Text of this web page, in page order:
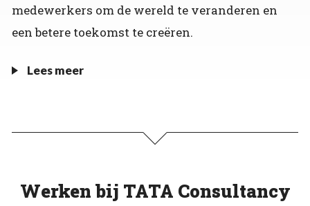
medewerkers om de wereld te veranderen en
een betere toekomst te creëren.
Lees meer
Werken bij TATA Consultancy